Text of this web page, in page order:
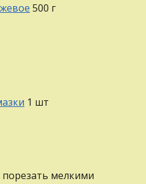
500 г
1 шт
мелкими